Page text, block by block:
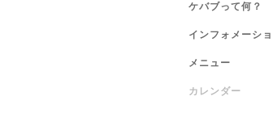
ケバブって何？
インフォメーシ
メニュー
カレンダー